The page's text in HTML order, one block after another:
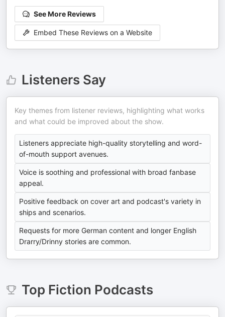
See More Reviews
Embed These Reviews on a Website
Listeners Say
Key themes from listener reviews, highlighting what works
and what could be improved about the show.
Listeners appreciate high-quality storytelling and word-
of-mouth support avenues.
Voice is soothing and professional with broad fanbase
appeal.
Positive feedback on cover art and podcast's variety in
ships and scenarios.
Requests for more German content and longer English
Drarry/Drinny stories are common.
Top Fiction Podcasts